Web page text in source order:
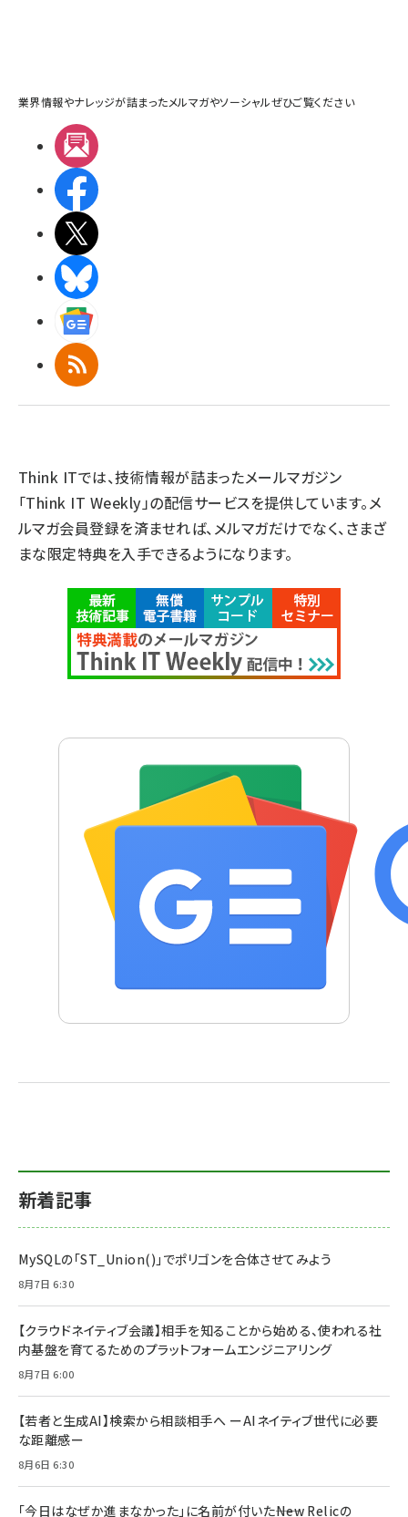
業界情報やナレッジが詰まったメルマガやソーシャルぜひご覧ください
RSS
Think ITでは、技術情報が詰まったメールマガジン
「Think IT Weekly」の配信サービスを提供しています。メ
ルマガ会員登録を済ませれば、メルマガだけでなく、さまざ
まな限定特典を入手できるようになります。
新着記事
MySQLの「ST_Union()」でポリゴンを合体させてみよう
8月7日 6:30
【クラウドネイティブ会議】相手を知ることから始める、使われる社
内基盤を育てるためのプラットフォームエンジニアリング
8月7日 6:00
【若者と生成AI】検索から相談相手へ ーAIネイティブ世代に必要
な距離感ー
8月6日 6:30
「今日はなぜか進まなかった」に名前が付いた――New Relicの